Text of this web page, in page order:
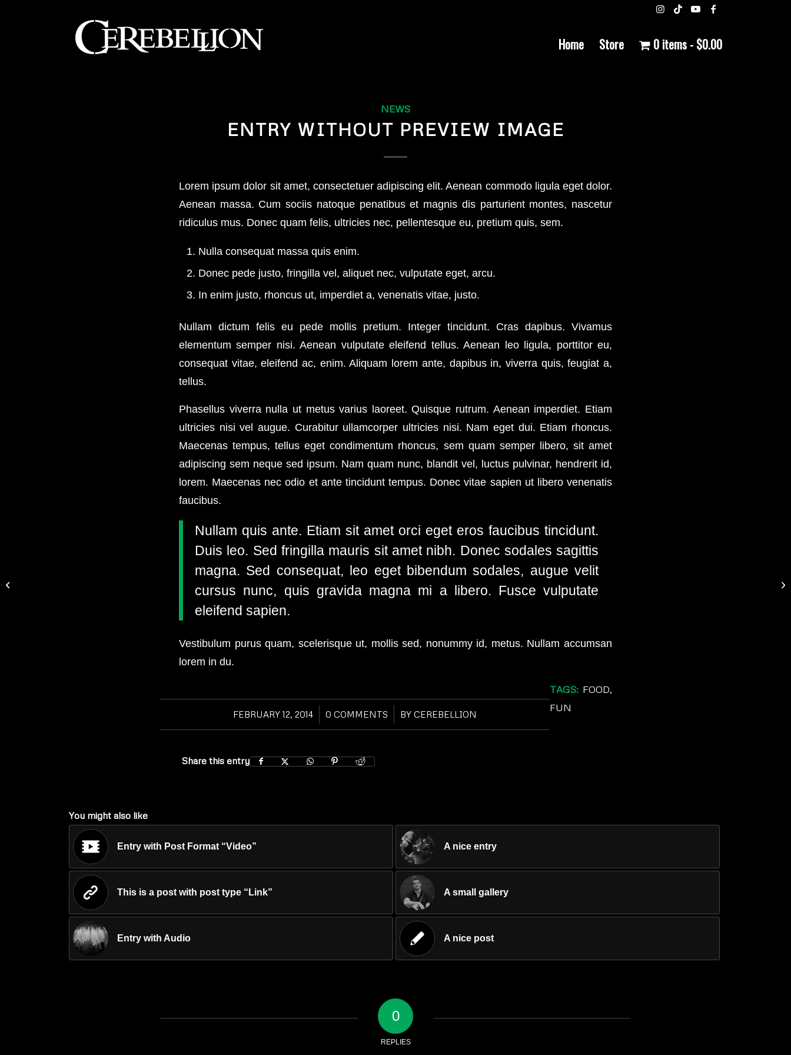
Home Store 0 items $0.00
NEWS
ENTRY WITHOUT PREVIEW IMAGE
Lorem ipsum dolor sit amet, consectetuer adipiscing elit. Aenean commodo ligula eget dolor.
Aenean massa. Cum sociis natoque penatibus et magnis dis parturient montes, nascetur
ridiculus mus. Donec quam felis, ultricies nec, pellentesque eu, pretium quis, sem.
Nulla consequat massa quis enim.
Donec pede justo, fringilla vel, aliquet nec, vulputate eget, arcu.
In enim justo, rhoncus ut, imperdiet a, venenatis vitae, justo.
Nullam dictum felis eu pede mollis pretium. Integer tincidunt. Cras dapibus. Vivamus
elementum semper nisi. Aenean vulputate eleifend tellus. Aenean leo ligula, porttitor eu,
consequat vitae, eleifend ac, enim. Aliquam lorem ante, dapibus in, viverra quis, feugiat a,
tellus.
Phasellus viverra nulla ut metus varius laoreet. Quisque rutrum. Aenean imperdiet. Etiam
ultricies nisi vel augue. Curabitur ullamcorper ultricies nisi. Nam eget dui. Etiam rhoncus.
Maecenas tempus, tellus eget condimentum rhoncus, sem quam semper libero, sit amet
adipiscing sem neque sed ipsum. Nam quam nunc, blandit vel, luctus pulvinar, hendrerit id,
lorem. Maecenas nec odio et ante tincidunt tempus. Donec vitae sapien ut libero venenatis
faucibus.
Nullam quis ante. Etiam sit amet orci eget eros faucibus tincidunt.
Duis leo. Sed fringilla mauris sit amet nibh. Donec sodales sagittis
magna. Sed consequat, leo eget bibendum sodales, augue velit
cursus nunc, quis gravida magna mi a libero. Fusce vulputate
eleifend sapien.
Vestibulum purus quam, scelerisque ut, mollis sed, nonummy id, metus. Nullam accumsan
lorem in du.
FEBRUARY 12, 2014
/ 0 COMMENTS
/ BYCEREBELLION
TAGS: FOOD,
FUN
Share this entry
You might also like
Entry with Post Format “Video” A nice entry
This is a post with post type “Link” A small gallery
Entry with Audio A nice post
0
REPLIES